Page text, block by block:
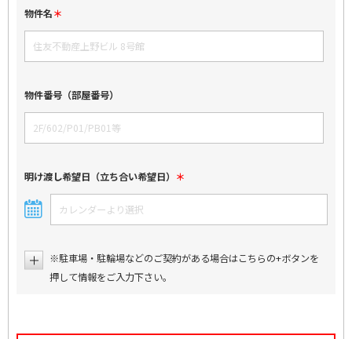
物件名
物件番号（部屋番号）
明け渡し希望日（立ち合い希望日）
※駐車場・駐輪場などのご契約がある場合はこちらの+ボタンを
押して情報をご入力下さい。